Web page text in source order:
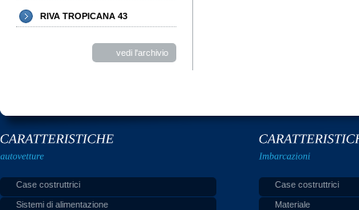
RIVA TROPICANA 43
vedi l'archivio
Case costruttrici
Sistemi di alimentazione
Case costruttrici
Materiale